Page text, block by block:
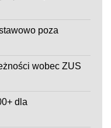
poza
wobec ZUS
dla